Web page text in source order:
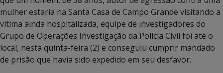
mulher estaria na Santa Casa de Campo Grande visitando a
vítima ainda hospitalizada, equipe de investigadores do
Grupo de Operações Investigação da Polícia Civil foi até o
local, nesta quinta-feira (2) e conseguiu cumprir mandado
de prisão que havia sido expedido em seu desfavor.